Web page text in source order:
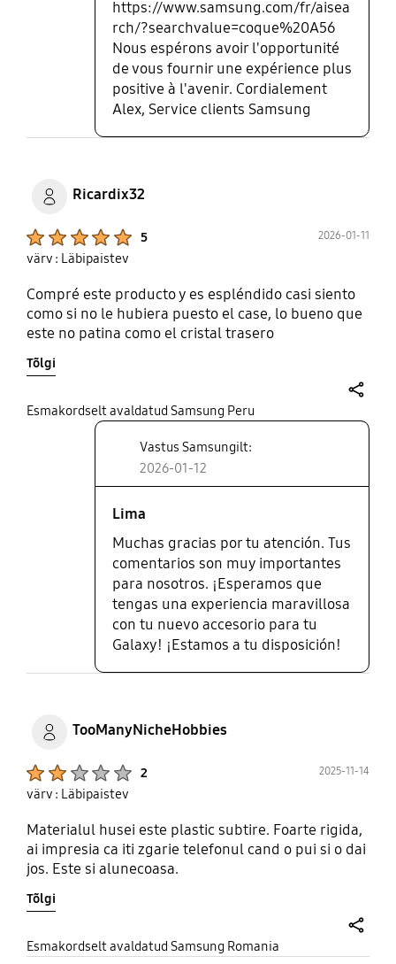
https://www.samsung.com/fr/aisea
rch/?searchvalue=coque%20A56
Nous espérons avoir l'opportunité
de vous fournir une expérience plus
positive à l'avenir. Cordialement
Alex, Service clients Samsung
Ricardix32
5 2026-01-11
värv : Läbipaistev
Compré este producto y es espléndido casi siento
como si no le hubiera puesto el case, lo bueno que
este no patina como el cristal trasero
Tõlgi
Esmakordselt avaldatud Samsung Peru
Vastus Samsungilt:
2026-01-12
Lima
Muchas gracias por tu atención. Tus
comentarios son muy importantes
para nosotros. ¡Esperamos que
tengas una experiencia maravillosa
con tu nuevo accesorio para tu
Galaxy! ¡Estamos a tu disposición!
TooManyNicheHobbies
2 2025-11-14
värv : Läbipaistev
Materialul husei este plastic subtire. Foarte rigida,
ai impresia ca iti zgarie telefonul cand o pui si o dai
jos. Este si alunecoasa.
Tõlgi
Esmakordselt avaldatud Samsung Romania